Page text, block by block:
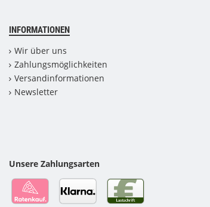
INFORMATIONEN
Wir über uns
Zahlungsmöglichkeiten
Versandinformationen
Newsletter
Unsere Zahlungsarten